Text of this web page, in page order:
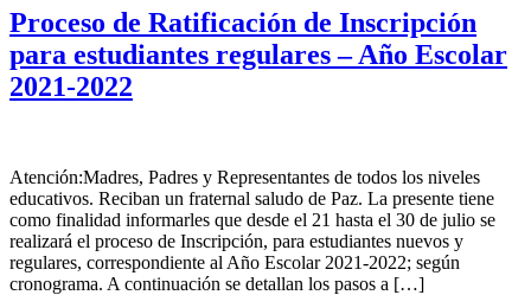
Proceso de Ratificación de Inscripción
para estudiantes regulares – Año Escolar
2021-2022
Atención:Madres, Padres y Representantes de todos los niveles
educativos. Reciban un fraternal saludo de Paz. La presente tiene
como finalidad informarles que desde el 21 hasta el 30 de julio se
realizará el proceso de Inscripción, para estudiantes nuevos y
regulares, correspondiente al Año Escolar 2021-2022; según
cronograma. A continuación se detallan los pasos a […]